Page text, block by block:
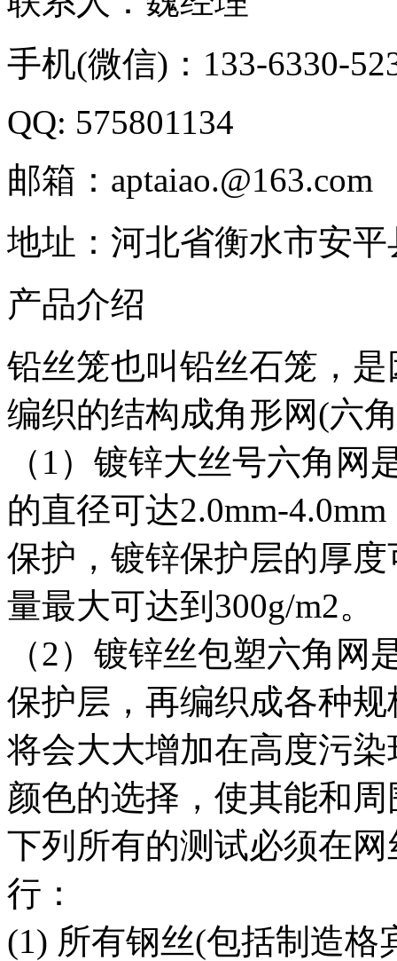
手机(微信)：133-6330-
QQ: 575801134
邮箱：aptaiao.@163.com
地址：河北省衡水市安
产品介绍
铅丝笼也叫铅丝石笼，
编织的结构成角形网(六
（1）镀锌大丝号六角
的直径可达2.0mm-
保护，镀锌保护层的厚
量最大可达到300g/m2。
（2）镀锌丝包塑六角网
保护层，再编织成各种
将会大大增加在高度污
颜色的选择，使其能和
下列所有的测试必须在
行：
(1) 所有钢丝(包括制造格